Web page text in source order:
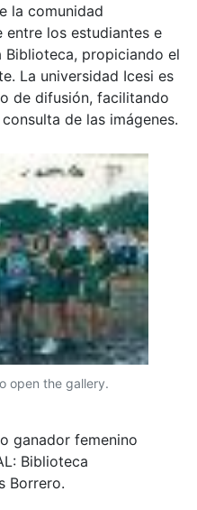
la comunidad
entre los estudiantes e
Biblioteca, propiciando el
La universidad Icesi es
de difusión, facilitando
de las imágenes.
open the gallery.
ganador femenino
Biblioteca
Borrero.